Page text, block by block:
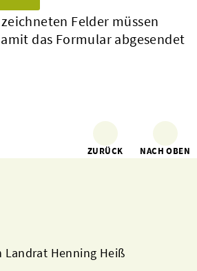
Felder müssen
das Formular abgesendet
ZURÜCK NACH OBEN
Henning Heiß